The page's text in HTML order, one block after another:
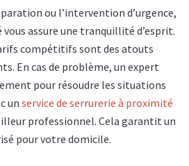
ou l’intervention d’urgence,
assure une tranquillité d’esprit.
compétitifs sont des atouts
En cas de problème, un expert
pour résoudre les situations
un service de serrurerie à proximité
professionnel. Cela garantit un
pour votre domicile.